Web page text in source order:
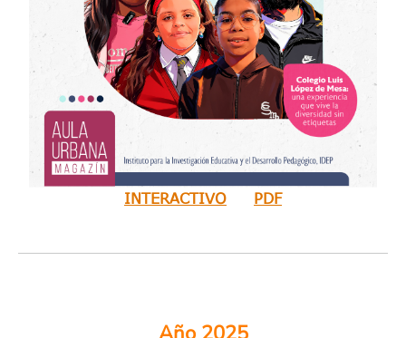
INTERACTIVO PDF